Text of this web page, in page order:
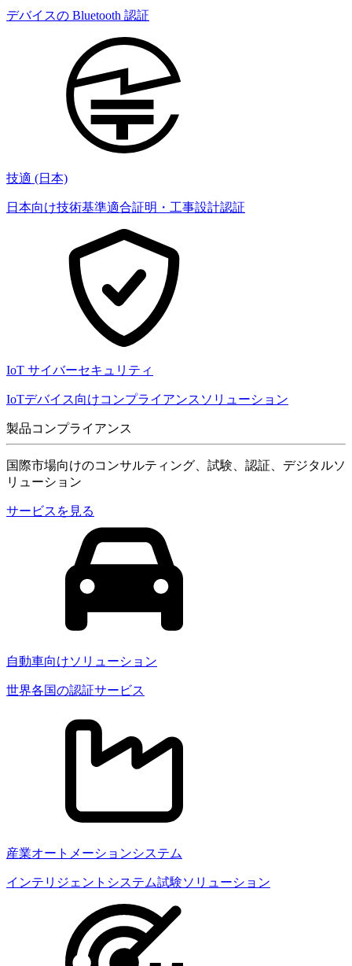
デバイスの Bluetooth 認証
技適 (日本)
日本向け技術基準適合証明・工事設計認証
IoT サイバーセキュリティ
IoTデバイス向けコンプライアンスソリューション
製品コンプライアンス
国際市場向けのコンサルティング、試験、認証、デジタルソ
リューション
サービスを見る
自動車向けソリューション
世界各国の認証サービス
産業オートメーションシステム
インテリジェントシステム試験ソリューション